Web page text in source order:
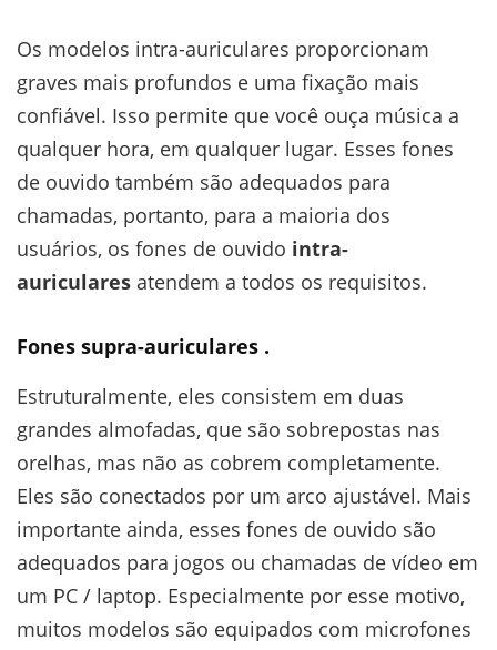
Os modelos intra-auriculares proporcionam
graves mais profundos e uma fixação mais
confiável. Isso permite que você ouça música a
qualquer hora, em qualquer lugar. Esses fones
de ouvido também são adequados para
chamadas, portanto, para a maioria dos
usuários, os fones de ouvido intra-
auriculares atendem a todos os requisitos.
Fones supra-auriculares .
Estruturalmente, eles consistem em duas
grandes almofadas, que são sobrepostas nas
orelhas, mas não as cobrem completamente.
Eles são conectados por um arco ajustável. Mais
importante ainda, esses fones de ouvido são
adequados para jogos ou chamadas de vídeo em
um PC / laptop. Especialmente por esse motivo,
muitos modelos são equipados com microfones